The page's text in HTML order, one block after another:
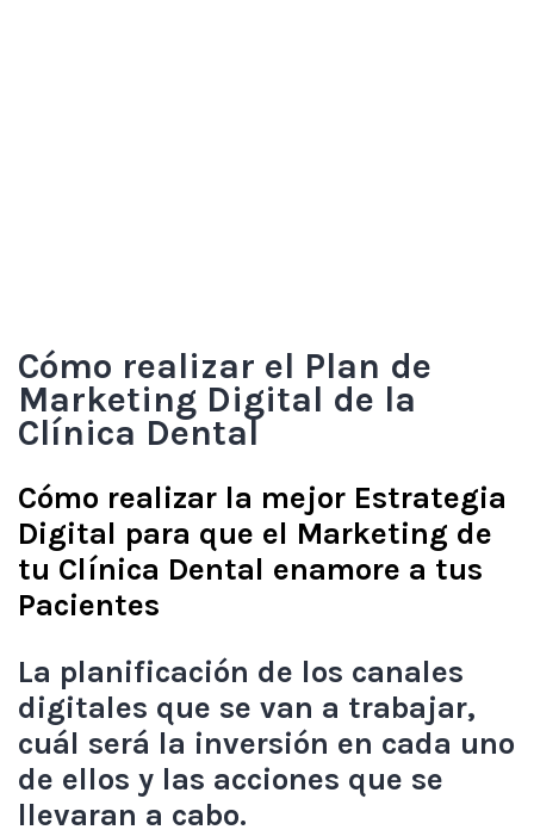
Cómo realizar el Plan de
Marketing Digital de la
Clínica Dental
Cómo realizar la mejor Estrategia
Digital para que el Marketing de
tu Clínica Dental enamore a tus
Pacientes
La planificación de los canales
digitales que se van a trabajar,
cuál será la inversión en cada uno
de ellos y las acciones que se
llevaran a cabo.